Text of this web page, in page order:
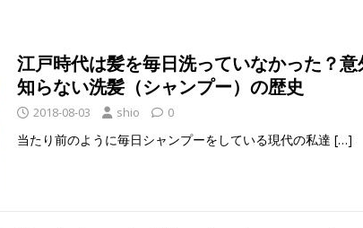
江戸時代は髪を毎日洗っていなかった？意
知らない洗髪（シャンプー）の歴史
2018-08-03 shio 0
当たり前のように毎日シャンプーをしている現代の私達 […]